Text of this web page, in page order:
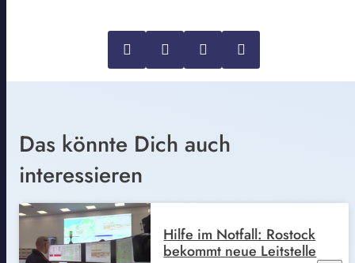
Das könnte Dich auch
interessieren
Hilfe im Notfall: Rostock
bekommt neue Leitstelle